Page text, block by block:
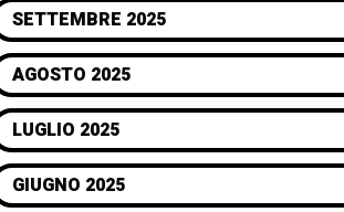
SETTEMBRE 2025
AGOSTO 2025
LUGLIO 2025
GIUGNO 2025